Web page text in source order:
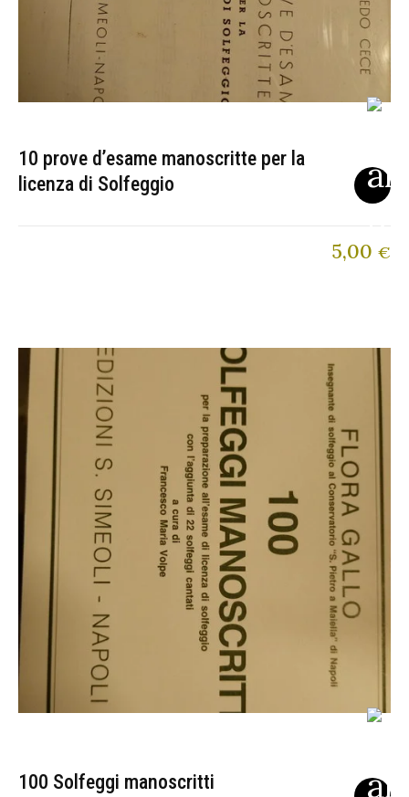
10 prove d’esame manoscritte per la
licenza di Solfeggio
5,00 €
100 Solfeggi manoscritti